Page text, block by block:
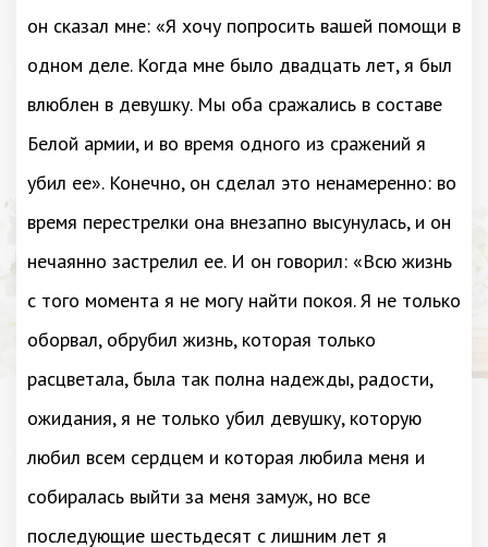
он сказал мне: «Я хочу попросить вашей помощи в
одном деле. Когда мне было двадцать лет, я был
влюблен в девушку. Мы оба сражались в составе
Белой армии, и во время одного из сражений я
убил ее». Конечно, он сделал это ненамеренно: во
время перестрелки она внезапно высунулась, и он
нечаянно застрелил ее. И он говорил: «Всю жизнь
с того момента я не могу найти покоя. Я не только
оборвал, обрубил жизнь, которая только
расцветала, была так полна надежды, радости,
ожидания, я не только убил девушку, которую
любил всем сердцем и которая любила меня и
собиралась выйти за меня замуж, но все
последующие шестьдесят с лишним лет я